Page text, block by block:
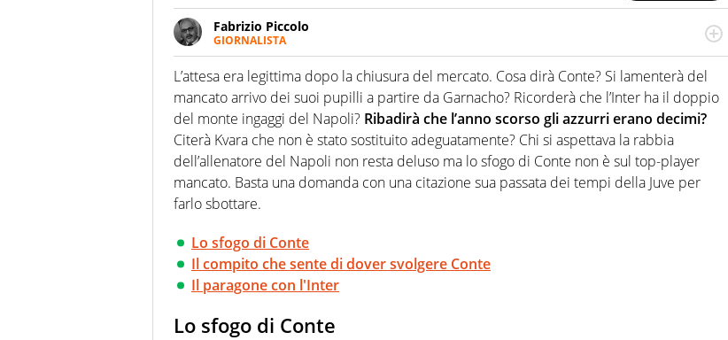
Fabrizio Piccolo
GIORNALISTA
Nella sua carriera ha seguito numerose manifestazioni sportive e collaborato con
agenzie e testate. Esperienza, competenza, conoscenza e memoria storica. Si occupa
prevalentemente di calcio
L’attesa era legittima dopo la chiusura del mercato. Cosa dirà Conte? Si lamenterà del
mancato arrivo dei suoi pupilli a partire da Garnacho? Ricorderà che l’Inter ha il doppio
del monte ingaggi del Napoli? Ribadirà che l’anno scorso gli azzurri erano decimi?
Citerà Kvara che non è stato sostituito adeguatamente? Chi si aspettava la rabbia
dell’allenatore del Napoli non resta deluso ma lo sfogo di Conte non è sul top-player
mancato. Basta una domanda con una citazione sua passata dei tempi della Juve per
farlo sbottare.
Lo sfogo di Conte
Il compito che sente di dover svolgere Conte
Il paragone con l'Inter
Lo sfogo di Conte